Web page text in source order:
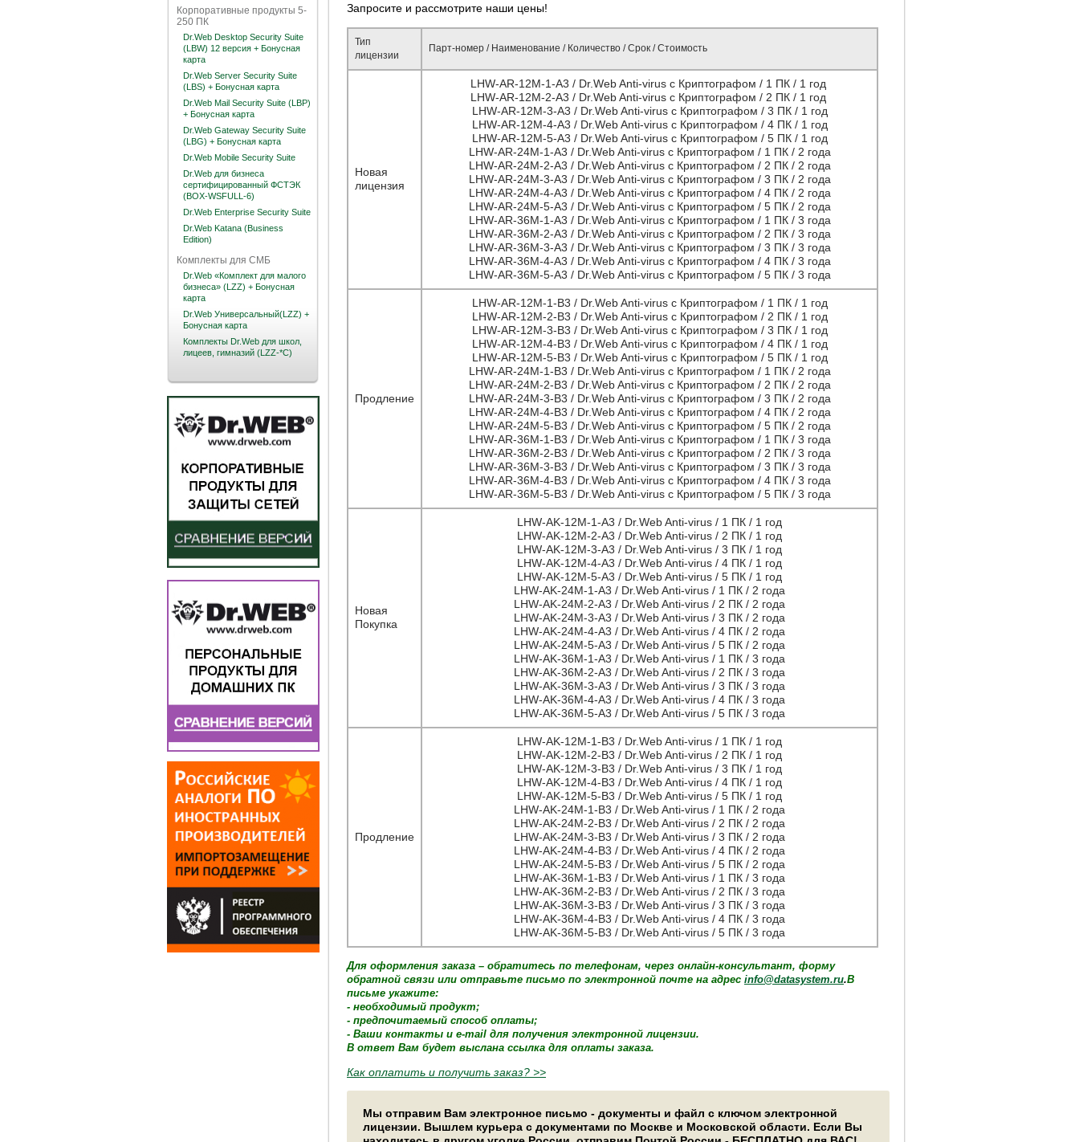
Корпоративные продукты 5-
250 ПК
Dr.Web Desktop Security Suite
(LBW) 12 версия + Бонусная
карта
Dr.Web Server Security Suite
(LBS) + Бонусная карта
Dr.Web Mail Security Suite (LBP)
+ Бонусная карта
Dr.Web Gateway Security Suite
(LBG) + Бонусная карта
Dr.Web Mobile Security Suite
Dr.Web для бизнеса
сертифицированный ФСТЭК
(BOX-WSFULL-6)
Dr.Web Enterprise Security Suite
Dr.Web Katana (Business
Edition)
Комплекты для СМБ
Dr.Web «Комплект для малого
бизнеса» (LZZ) + Бонусная
карта
Dr.Web Универсальный(LZZ) +
Бонусная карта
Комплекты Dr.Web для школ,
лицеев, гимназий (LZZ-*C)
Запросите и рассмотрите наши цены!
Тип
лицензии
Парт-номер / Наименование / Количество / Срок / Стоимость
Новая
лицензия
LHW-AR-12M-1-A3 / Dr.Web Anti-virus с Криптографом / 1 ПК / 1 год
LHW-AR-12M-2-A3 / Dr.Web Anti-virus с Криптографом / 2 ПК / 1 год
LHW-AR-12M-3-A3 / Dr.Web Anti-virus с Криптографом / 3 ПК / 1 год
LHW-AR-12M-4-A3 / Dr.Web Anti-virus с Криптографом / 4 ПК / 1 год
LHW-AR-12M-5-A3 / Dr.Web Anti-virus с Криптографом / 5 ПК / 1 год
LHW-AR-24M-1-A3 / Dr.Web Anti-virus с Криптографом / 1 ПК / 2 года
LHW-AR-24M-2-A3 / Dr.Web Anti-virus с Криптографом / 2 ПК / 2 года
LHW-AR-24M-3-A3 / Dr.Web Anti-virus с Криптографом / 3 ПК / 2 года
LHW-AR-24M-4-A3 / Dr.Web Anti-virus с Криптографом / 4 ПК / 2 года
LHW-AR-24M-5-A3 / Dr.Web Anti-virus с Криптографом / 5 ПК / 2 года
LHW-AR-36M-1-A3 / Dr.Web Anti-virus с Криптографом / 1 ПК / 3 года
LHW-AR-36M-2-A3 / Dr.Web Anti-virus с Криптографом / 2 ПК / 3 года
LHW-AR-36M-3-A3 / Dr.Web Anti-virus с Криптографом / 3 ПК / 3 года
LHW-AR-36M-4-A3 / Dr.Web Anti-virus с Криптографом / 4 ПК / 3 года
LHW-AR-36M-5-A3 / Dr.Web Anti-virus с Криптографом / 5 ПК / 3 года
Продление
LHW-AR-12M-1-B3 / Dr.Web Anti-virus с Криптографом / 1 ПК / 1 год
LHW-AR-12M-2-B3 / Dr.Web Anti-virus с Криптографом / 2 ПК / 1 год
LHW-AR-12M-3-B3 / Dr.Web Anti-virus с Криптографом / 3 ПК / 1 год
LHW-AR-12M-4-B3 / Dr.Web Anti-virus с Криптографом / 4 ПК / 1 год
LHW-AR-12M-5-B3 / Dr.Web Anti-virus с Криптографом / 5 ПК / 1 год
LHW-AR-24M-1-B3 / Dr.Web Anti-virus с Криптографом / 1 ПК / 2 года
LHW-AR-24M-2-B3 / Dr.Web Anti-virus с Криптографом / 2 ПК / 2 года
LHW-AR-24M-3-B3 / Dr.Web Anti-virus с Криптографом / 3 ПК / 2 года
LHW-AR-24M-4-B3 / Dr.Web Anti-virus с Криптографом / 4 ПК / 2 года
LHW-AR-24M-5-B3 / Dr.Web Anti-virus с Криптографом / 5 ПК / 2 года
LHW-AR-36M-1-B3 / Dr.Web Anti-virus с Криптографом / 1 ПК / 3 года
LHW-AR-36M-2-B3 / Dr.Web Anti-virus с Криптографом / 2 ПК / 3 года
LHW-AR-36M-3-B3 / Dr.Web Anti-virus с Криптографом / 3 ПК / 3 года
LHW-AR-36M-4-B3 / Dr.Web Anti-virus с Криптографом / 4 ПК / 3 года
LHW-AR-36M-5-B3 / Dr.Web Anti-virus с Криптографом / 5 ПК / 3 года
Новая
Покупка
LHW-AK-12M-1-A3 / Dr.Web Anti-virus / 1 ПК / 1 год
LHW-AK-12M-2-A3 / Dr.Web Anti-virus / 2 ПК / 1 год
LHW-AK-12M-3-A3 / Dr.Web Anti-virus / 3 ПК / 1 год
LHW-AK-12M-4-A3 / Dr.Web Anti-virus / 4 ПК / 1 год
LHW-AK-12M-5-A3 / Dr.Web Anti-virus / 5 ПК / 1 год
LHW-AK-24M-1-A3 / Dr.Web Anti-virus / 1 ПК / 2 года
LHW-AK-24M-2-A3 / Dr.Web Anti-virus / 2 ПК / 2 года
LHW-AK-24M-3-A3 / Dr.Web Anti-virus / 3 ПК / 2 года
LHW-AK-24M-4-A3 / Dr.Web Anti-virus / 4 ПК / 2 года
LHW-AK-24M-5-A3 / Dr.Web Anti-virus / 5 ПК / 2 года
LHW-AK-36M-1-A3 / Dr.Web Anti-virus / 1 ПК / 3 года
LHW-AK-36M-2-A3 / Dr.Web Anti-virus / 2 ПК / 3 года
LHW-AK-36M-3-A3 / Dr.Web Anti-virus / 3 ПК / 3 года
LHW-AK-36M-4-A3 / Dr.Web Anti-virus / 4 ПК / 3 года
LHW-AK-36M-5-A3 / Dr.Web Anti-virus / 5 ПК / 3 года
Продление
LHW-AK-12M-1-B3 / Dr.Web Anti-virus / 1 ПК / 1 год
LHW-AK-12M-2-B3 / Dr.Web Anti-virus / 2 ПК / 1 год
LHW-AK-12M-3-B3 / Dr.Web Anti-virus / 3 ПК / 1 год
LHW-AK-12M-4-B3 / Dr.Web Anti-virus / 4 ПК / 1 год
LHW-AK-12M-5-B3 / Dr.Web Anti-virus / 5 ПК / 1 год
LHW-AK-24M-1-B3 / Dr.Web Anti-virus / 1 ПК / 2 года
LHW-AK-24M-2-B3 / Dr.Web Anti-virus / 2 ПК / 2 года
LHW-AK-24M-3-B3 / Dr.Web Anti-virus / 3 ПК / 2 года
LHW-AK-24M-4-B3 / Dr.Web Anti-virus / 4 ПК / 2 года
LHW-AK-24M-5-B3 / Dr.Web Anti-virus / 5 ПК / 2 года
LHW-AK-36M-1-B3 / Dr.Web Anti-virus / 1 ПК / 3 года
LHW-AK-36M-2-B3 / Dr.Web Anti-virus / 2 ПК / 3 года
LHW-AK-36M-3-B3 / Dr.Web Anti-virus / 3 ПК / 3 года
LHW-AK-36M-4-B3 / Dr.Web Anti-virus / 4 ПК / 3 года
LHW-AK-36M-5-B3 / Dr.Web Anti-virus / 5 ПК / 3 года
Для оформления заказа – обратитесь по телефонам, через онлайн-консультант, форму
обратной связи или отправьте письмо по электронной почте на адрес info@datasystem.ru.В
письме укажите:
- необходимый продукт;
- предпочитаемый способ оплаты;
- Ваши контакты и e-mail для получения электронной лицензии.
В ответ Вам будет выслана ссылка для оплаты заказа.
Как оплатить и получить заказ? >>
Мы отправим Вам электронное письмо - документы и файл с ключом электронной
лицензии. Вышлем курьера с документами по Москве и Московской области. Если Вы